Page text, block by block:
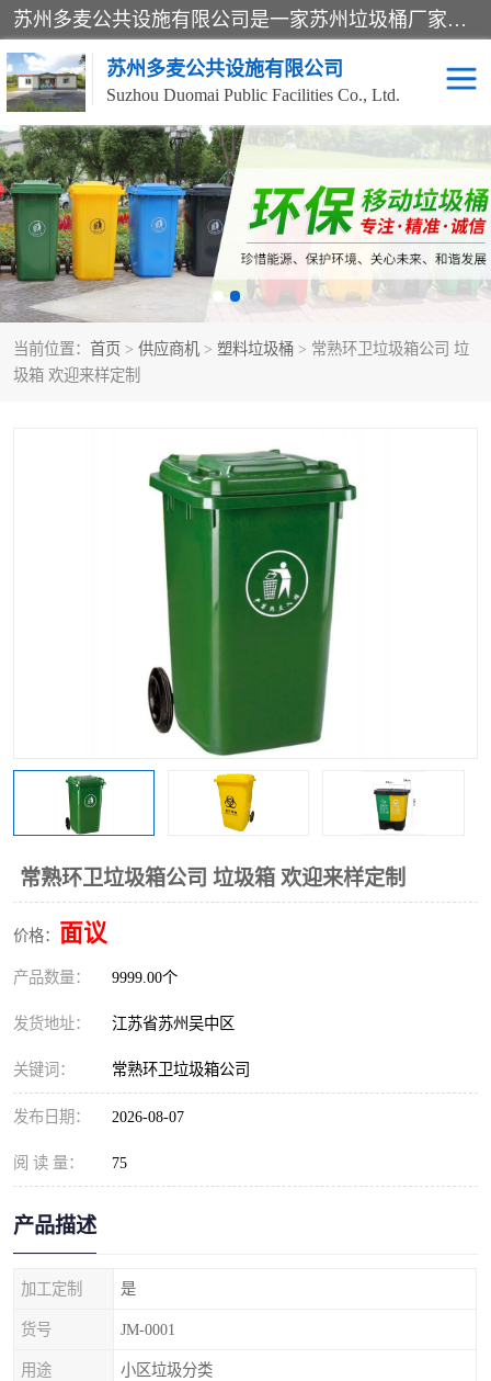
苏州多麦公共设施有限公司是一家苏州垃圾桶厂家，主营：塑料垃圾桶、分类果皮箱、户外园林椅、保安岗亭等产品厂家。全国统一热线电话：17105580222。公司组建完善的团队。设计人员，能根据客户要求，提供适合的设计方案，来满足客户的需求。
苏州多麦公共设施有限公司
Suzhou Duomai Public Facilities Co., Ltd.
当前位置： 首页 > 供应商机 > 塑料垃圾桶 > 常熟环卫垃圾箱公司 垃
圾箱 欢迎来样定制
常熟环卫垃圾箱公司 垃圾箱 欢迎来样定制
价格： 面议
产品数量： 9999.00个
发货地址： 江苏省苏州吴中区
关键词： 常熟环卫垃圾箱公司
发布日期： 2026-08-07
阅 读 量： 75
产品描述
加工定制 是
货号 JM-0001
用途 小区垃圾分类
办公室脚踩垃圾桶 保安岗亭
分类果皮箱 公园椅
垃圾分类房 塑料垃圾桶
防疫岗亭 吸烟岗亭